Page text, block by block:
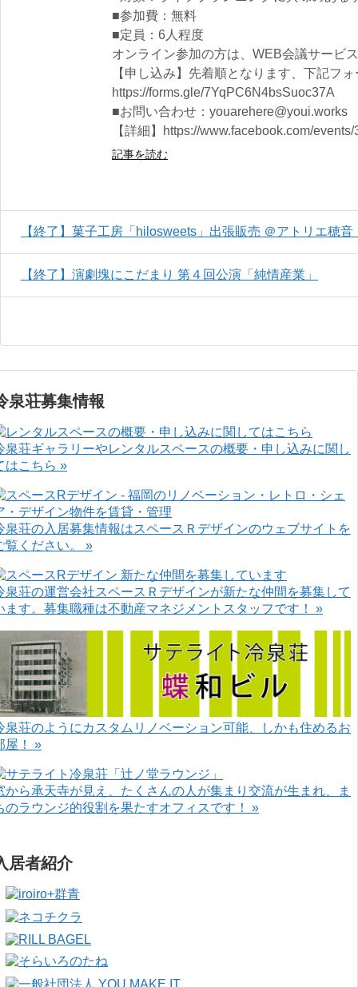
■参加費：無料
■定員：6人程度
オンライン参加の方は、WEB会議サービ
【申し込み】先着順となります、下記フ
https://forms.gle/7YqPC6N4bsSuoc37A
■お問い合わせ：youarehere@youi.works
【詳細】https://www.facebook.com/
記事を読む
【終了】菓子工房「hilosweets」出張販売 ＠アトリエ穂
【終了】演劇塊にこだまり 第４回公演「純情産業」
泉荘募集情報
泉荘ギャラリーやレンタルスペースの概要・申し込みに関し
はこちら »
泉荘の入居募集情報はスペースＲデザインのウェブサイトを
覧ください。 »
泉荘の運営会社スペースＲデザインが新たな仲間を募集して
ます。募集職種は不動産マネジメントスタッフです！ »
泉荘のようにカスタムリノベーション可能、しかも住めるお
屋！ »
から承天寺が見え、たくさんの人が集まり交流が生まれ、ま
のラウンジ的役割を果たすオフィスです！ »
居者紹介